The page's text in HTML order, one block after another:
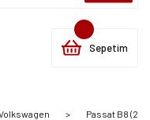
Sepetim
Passat B8